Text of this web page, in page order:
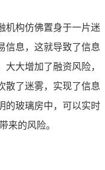
机构仿佛置身于一片迷
信息，这就导致了信息
大增加了融资风险，
散了迷雾，实现了信息
的玻璃房中，可以实时
来的风险。